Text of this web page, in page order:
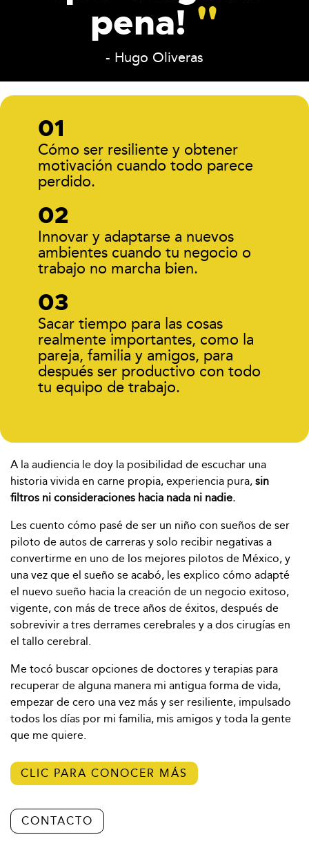
pena!
- Hugo Oliveras
Cómo ser resiliente y obtener
motivación cuando todo parece
perdido.
Innovar y adaptarse a nuevos
ambientes cuando tu negocio o
trabajo no marcha bien.
Sacar tiempo para las cosas
realmente importantes, como la
pareja, familia y amigos, para
después ser productivo con todo
tu equipo de trabajo.
A la audiencia le doy la posibilidad de escuchar una
historia vivida en carne propia, experiencia pura,sin
filtros ni consideraciones hacia nada ni nadie.
Les cuento cómo pasé de ser un niño con sueños de ser
piloto de autos de carreras y solo recibir negativas a
convertirme en uno de los mejores pilotos de México, y
una vez que el sueño se acabó, les explico cómo adapté
el nuevo sueño hacia la creación de un negocio exitoso,
vigente, con más de trece años de éxitos, después de
sobrevivir a tres derrames cerebrales y a dos cirugías en
el tallo cerebral.
Me tocó buscar opciones de doctores y terapias para
recuperar de alguna manera mi antigua forma de vida,
empezar de cero una vez más y ser resiliente, impulsado
todos los días por mi familia, mis amigos y toda la gente
que me quiere.
CLIC PARA CONOCER MÁS
CONTACTO